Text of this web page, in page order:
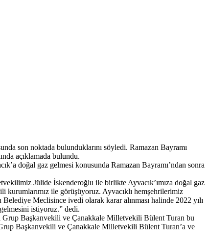
son noktada bulunduklarını söyledi. Ramazan Bayramı
açıklamada bulundu.
doğal gaz gelmesi konusunda Ramazan Bayramı’ndan sonra
Jülide İskenderoğlu ile birlikte Ayvacık’ımıza doğal gaz
ile görüşüyoruz. Ayvacıklı hemşehrilerimiz
Meclisince ivedi olarak karar alınması halinde 2022 yılı
gelmesini istiyoruz.” dedi.
Grup Başkanvekili ve Çanakkale Milletvekili Bülent Turan bu
Başkanvekili ve Çanakkale Milletvekili Bülent Turan’a ve